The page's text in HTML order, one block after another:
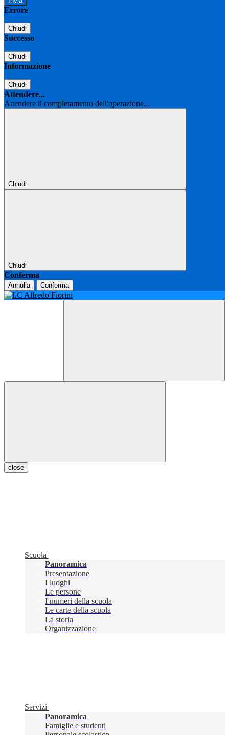
Errore
Chiudi
Successo
Chiudi
Informazione
Chiudi
Attendere...
Attendere il completamento dell'operazione...
Chiudi
Chiudi
Conferma
Annulla Conferma
close
Scuola
Panoramica
Presentazione
I luoghi
Le persone
I numeri della scuola
Le carte della scuola
La storia
Organizzazione
Servizi
Panoramica
Famiglie e studenti